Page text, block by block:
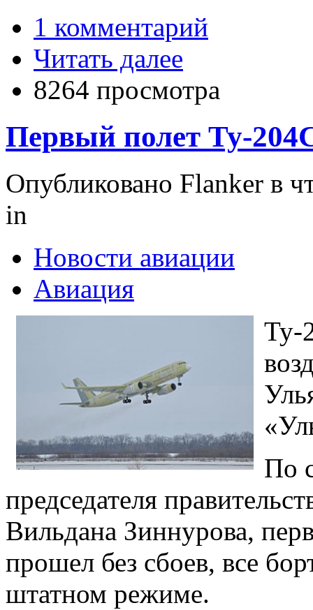
1 комментарий
Читать далее
8264 просмотра
Первый полет Ту-
Опубликовано Flanker в
in
Новости авиации
Авиация
Ту-
По
председателя
Вильдана Зиннурова,
прошел без сбоев, все
штатном режиме.